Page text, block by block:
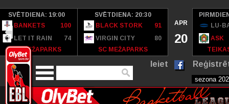
SVĒTDIENA: 19:00
BANKETS
100
LET IT RAIN
74
SC MEŽAPARKS
SVĒTDIENA: 20:30
BLACK STORK
91
VIRGIN CITY
80
SC MEŽAPARKS
APR
20
LU-
ASK
Ieiet